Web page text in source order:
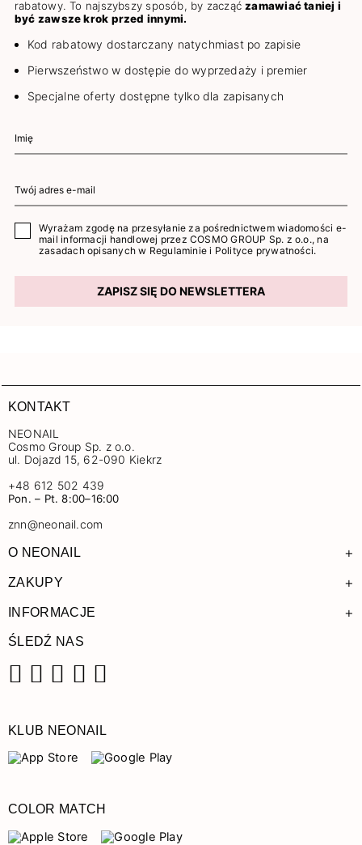
rabatowy. To najszybszy sposób, by zacząćzamawiać taniej i
być zawsze krok przed innymi.
Kod rabatowy dostarczany natychmiast po zapisie
Pierwszeństwo w dostępie do wyprzedaży i premier
Specjalne oferty dostępne tylko dla zapisanych
Wyrażam zgodę na przesyłanie za pośrednictwem wiadomości e-
mail informacji handlowej przez COSMO GROUP Sp. z o.o., na
zasadach opisanych w Regulaminie i Polityce prywatności.
ZAPISZ SIĘ DO NEWSLETTERA
KONTAKT
NEONAIL
Cosmo Group Sp. z o.o.
ul. Dojazd 15, 62-090 Kiekrz
+48 612 502 439
Pon. – Pt. 8:00–16:00
znn@neonail.com
O NEONAIL +
ZAKUPY +
INFORMACJE +
ŚLEDŹ NAS
KLUB NEONAIL
COLOR MATCH